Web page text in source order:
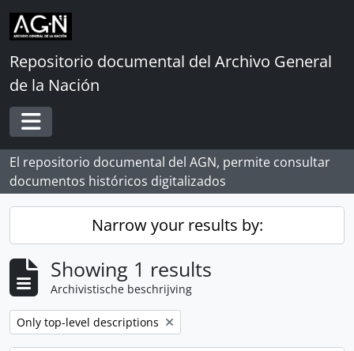
Skip to main content
Repositorio documental del Archivo General
de la Nación
Toggle navigation
El repositorio documental del AGN, permite consultar
documentos históricos digitalizados
Narrow your results by:
Showing 1 results
Archivistische beschrijving
Remove filter:
Only top-level descriptions